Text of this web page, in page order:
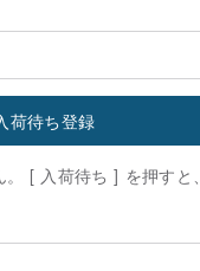
荷待ち登録
[ 入荷待ち ] を押すと